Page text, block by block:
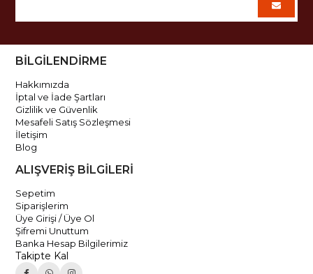
BİLGİLENDİRME
Hakkımızda
İptal ve İade Şartları
Gizlilik ve Güvenlik
Mesafeli Satış Sözleşmesi
İletişim
Blog
ALIŞVERİŞ BİLGİLERİ
Sepetim
Siparişlerim
Üye Girişi / Üye Ol
Şifremi Unuttum
Banka Hesap Bilgilerimiz
Takipte Kal